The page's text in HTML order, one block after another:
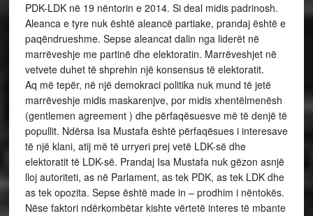
PDK-LDK në 19 nëntorin e 2014. Si deal midis padrinosh.
Aleanca e tyre nuk është aleancë partiake, prandaj është e
paqëndrueshme. Sepse aleancat dalin nga liderët në
marrëveshje me partinë dhe elektoratin. Marrëveshjet në
vetvete duhet të shprehin një konsensus të elektoratit.
Aq më tepër, në një demokraci politika nuk mund të jetë
marrëveshje midis maskarenjve, por midis xhentëlmenësh
(gentlemen agreement ) dhe përfaqësuesve më të denjë të
popullit. Ndërsa Isa Mustafa është përfaqësues i interesave
të një klani, atij më të urryeri prej vetë LDK-së dhe
elektoratit të LDK-së. Prandaj Isa Mustafa nuk gëzon asnjë
lloj autoriteti, as në Parlament, as tek PDK, as tek LDK dhe
as tek opozita. Sepse është made in – prodhim i nëntokës.
Nëse faktori ndërkombëtar kishte vërtetë interes të mbante